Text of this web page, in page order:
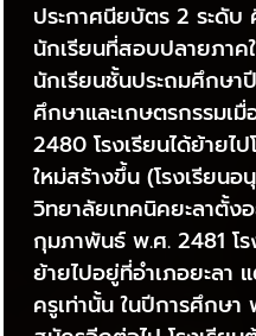
ประกาศนียบัตร 2 ระดับ
นักเรียนที่สอบปลายภา
นักเรียนชั้นประถมศึกษา
ศึกษาและเกษตรกรรมเ
2480 โรงเรียนได้ย้ายไ
ใหม่สร้างขึ้น (โรงเรียน
วิทยาลัยเทคนิคยะลาตั้
กุมภาพันธ์ พ.ศ. 2481 โร
ย้ายไปอยู่ที่อำเภอยะลา
ครูเท่านั้น ในปีการศึกษ